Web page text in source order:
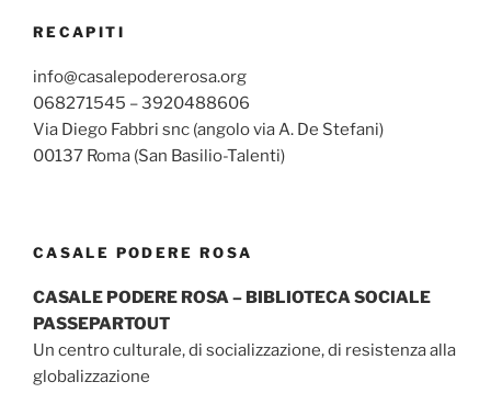
RECAPITI
info@casalepodererosa.org
068271545 – 3920488606
Via Diego Fabbri snc (angolo via A. De Stefani)
00137 Roma (San Basilio-Talenti)
CASALE PODERE ROSA
CASALE PODERE ROSA – BIBLIOTECA SOCIALE
PASSEPARTOUT
Un centro culturale, di socializzazione, di resistenza alla
globalizzazione